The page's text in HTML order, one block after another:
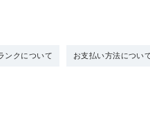
ンクについて お支払い方法につい